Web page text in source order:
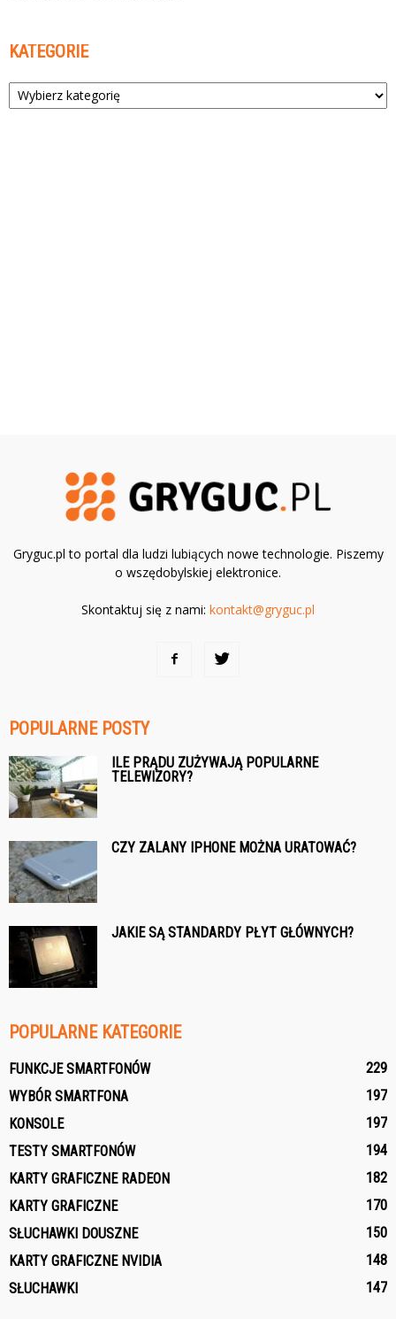
KATEGORIE
Kategorie
Gryguc.pl to portal dla ludzi lubiących nowe technologie. Piszemy
o wszędobylskiej elektronice.
Skontaktuj się z nami: kontakt@gryguc.pl
POPULARNE POSTY
ILE PRĄDU ZUŻYWAJĄ POPULARNE
TELEWIZORY?
CZY ZALANY IPHONE MOŻNA URATOWAĆ?
JAKIE SĄ STANDARDY PŁYT GŁÓWNYCH?
POPULARNE KATEGORIE
FUNKCJE SMARTFONÓW
229
WYBÓR SMARTFONA
197
KONSOLE
197
TESTY SMARTFONÓW
194
KARTY GRAFICZNE RADEON
182
KARTY GRAFICZNE
170
SŁUCHAWKI DOUSZNE
150
KARTY GRAFICZNE NVIDIA
148
SŁUCHAWKI
147